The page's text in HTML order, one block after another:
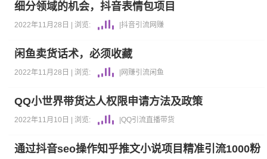
细分领域的机会，抖音表情包项目
2022年11月28日 | 浏览: |抖音引流网赚
闲鱼卖货话术，必须收藏
2022年11月28日 | 浏览: 网赚引流闲鱼
QQ小世界带货达人权限申请方法及政策
2022年11月10日 | 浏览: |QQ引流直播带货
通过抖音seo操作知乎推文小说项目精准引流1000粉